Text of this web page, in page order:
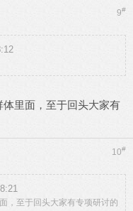
9#
里面，至于回头大家有
10#
，至于回头大家有专项研讨的